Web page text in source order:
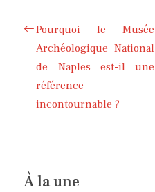
Pourquoi le Musée
Archéologique National
de Naples est-il une
référence
incontournable ?
À la une